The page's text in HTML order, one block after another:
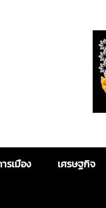
รเมือง เศรษฐกิจ